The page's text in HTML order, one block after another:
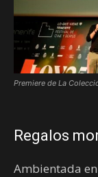
Premiere de La
Regalos
Ambientada